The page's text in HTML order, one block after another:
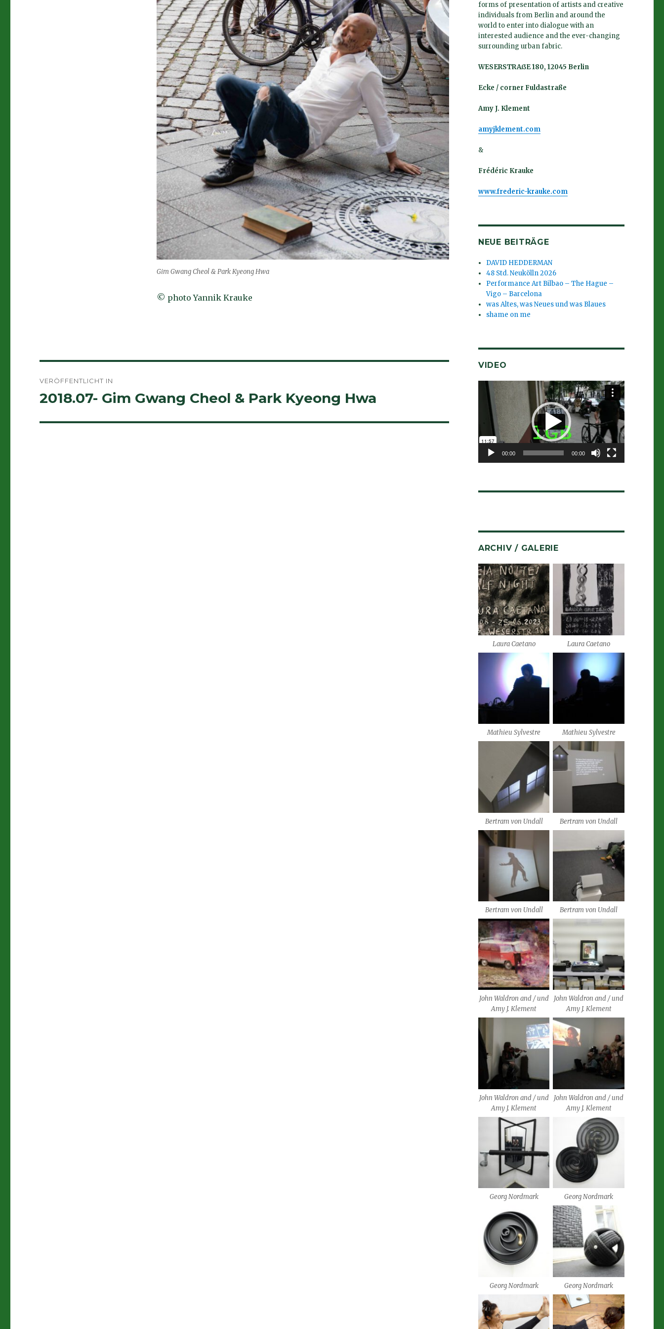
Gim Gwang Cheol & Park Kyeong Hwa
© photo Yannik Krauke
VERÖFFENTLICHT IN
2018.07- Gim Gwang Cheol & Park Kyeong Hwa
forms of presentation of artists and creative
individuals from Berlin and around the
world to enter into dialogue with an
interested audience and the ever-changing
surrounding urban fabric.
WESERSTRAßE 180, 12045 Berlin
Ecke / corner Fuldastraße
Amy J. Klement
amyjklement.com
&
Frédéric Krauke
www.frederic-krauke.com
NEUE BEITRÄGE
DAVID HEDDERMAN
48 Std. Neukölln 2026
Performance Art Bilbao – The Hague –
Vigo – Barcelona
was Altes, was Neues und was Blaues
shame on me
VIDEO
Video-
Player
00:00 00:00
ARCHIV / GALERIE
Laura Caetano Laura Caetano
Mathieu Sylvestre Mathieu Sylvestre
Bertram von Undall Bertram von Undall
Bertram von Undall Bertram von Undall
John Waldron and / und
Amy J. Klement
John Waldron and / und
Amy J. Klement
John Waldron and / und
Amy J. Klement
John Waldron and / und
Amy J. Klement
Georg Nordmark Georg Nordmark
Georg Nordmark Georg Nordmark